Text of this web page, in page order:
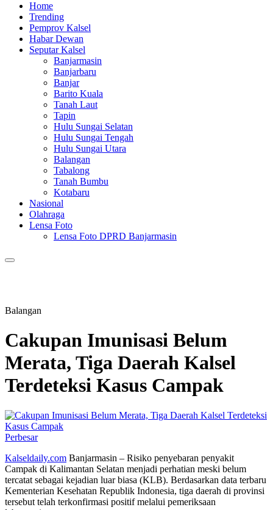
Home
Trending
Pemprov Kalsel
Habar Dewan
Seputar Kalsel
Banjarmasin
Banjarbaru
Banjar
Barito Kuala
Tanah Laut
Tapin
Hulu Sungai Selatan
Hulu Sungai Tengah
Hulu Sungai Utara
Balangan
Tabalong
Tanah Bumbu
Kotabaru
Nasional
Olahraga
Lensa Foto
Lensa Foto DPRD Banjarmasin
Balangan
Cakupan Imunisasi Belum
Merata, Tiga Daerah Kalsel
Terdeteksi Kasus Campak
Perbesar
Kalseldaily.com Banjarmasin – Risiko penyebaran penyakit
Campak di Kalimantan Selatan menjadi perhatian meski belum
tercatat sebagai kejadian luar biasa (KLB). Berdasarkan data terbaru
Kementerian Kesehatan Republik Indonesia, tiga daerah di provinsi
tersebut telah terkonfirmasi positif melalui pemeriksaan